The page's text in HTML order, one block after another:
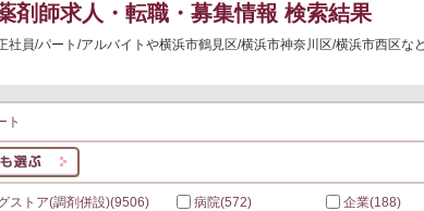
剤師求人・転職・募集情報 検索結果
員/パート/アルバイトや横浜市鶴見区/横浜市神奈川区/横浜市西区な
ト
ストア(調剤併設)(9506) 病院(572) 企業(188)